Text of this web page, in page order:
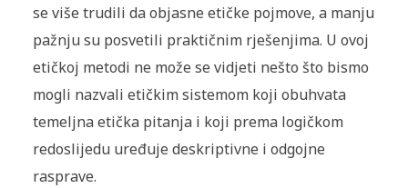
se više trudili da objasne etičke pojmove, a manju
pažnju su posvetili praktičnim rješenjima. U ovoj
etičkoj metodi ne može se vidjeti nešto što bismo
mogli nazvali etičkim sistemom koji obuhvata
temeljna etička pitanja i koji prema logičkom
redoslijedu uređuje deskriptivne i odgojne
rasprave.